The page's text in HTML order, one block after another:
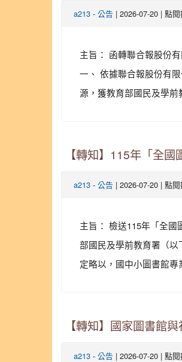
a213 - 公告 | 2026-07-20 | 點
主旨： 函轉聯合報股份
一、 依據聯合報股份有
源，獲教育部國民及學
【轉知】115年「全
a213 - 公告 | 2026-07-20 | 點
主旨： 檢送115年「全
部國民及學前教育署（
定略以，國中小圖書館
【轉知】國家圖書館
a213 - 公告 | 2026-07-20 | 點